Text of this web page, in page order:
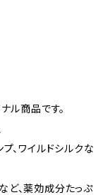
ル商品です。
、ワイルドシルクな
ど、薬効成分たっぷ